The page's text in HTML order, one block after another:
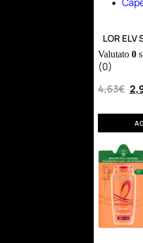
LOR ELV
Valutato 0
(0)
4,63€